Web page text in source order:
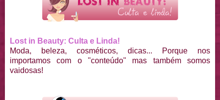
Lost in Beauty: Culta e Linda!
Moda, beleza, cosméticos, dicas... Porque nos
importamos com o "conteúdo" mas também somos
vaidosas!